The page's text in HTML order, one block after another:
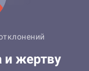
и жертву